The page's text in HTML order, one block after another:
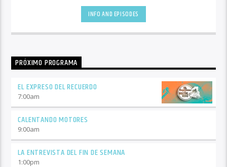
INFO AND EPISODES
PRÓXIMO PROGRAMA
EL EXPRESO DEL RECUERDO
7:00am
CALENTANDO MOTORES
9:00am
LA ENTREVISTA DEL FIN DE SEMANA
1:00pm